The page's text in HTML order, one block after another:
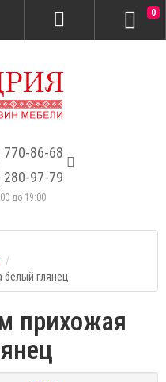
770-86-68
280-97-79
до 19:00
0
белый глянец
прихожая